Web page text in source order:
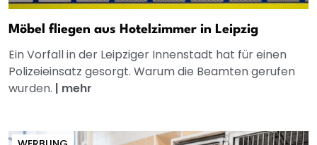
Möbel fliegen aus Hotelzimmer in Leipzig
Ein Vorfall in der Leipziger Innenstadt hat für einen
Polizeieinsatz gesorgt. Warum die Beamten gerufen
wurden. | mehr